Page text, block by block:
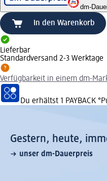
dm-
In den Warenkorb
Lieferbar
Standardversand 2-3 Werktage
Verfügbarkeit in einem dm-
Du erhältst 1 PAYBACK
Gestern, heute,
unser dm-Dauerpreis